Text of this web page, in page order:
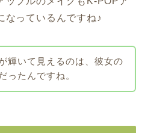
なっているんですね♪
輝いて見えるのは、彼女の
ったんですね。